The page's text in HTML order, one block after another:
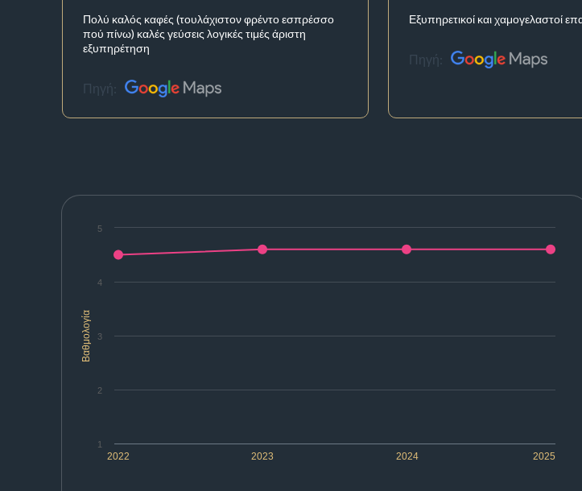
Πολύ καλός καφές (τουλάχιστον φρέντο εσπρέσσο
πού πίνω) καλές γεύσεις λογικές τιμές άριστη
εξυπηρέτηση
Πηγή:
Εξυπηρετικοί και χαμογελαστοί
Πηγή:
Βαθμολογία
2022 2023 2024 2025
1
2
3
4
5